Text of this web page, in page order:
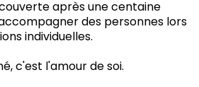
après une centaine
des personnes lors
individuelles.
c'est l'amour de soi.